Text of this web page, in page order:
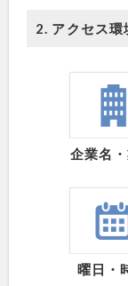
2. アクセス
企業名
曜日・